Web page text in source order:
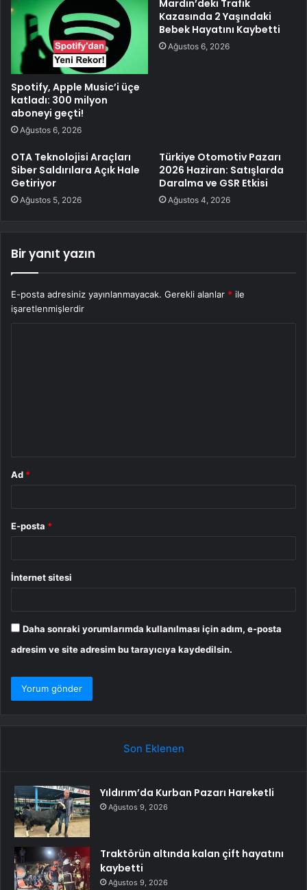
Spotify, Apple Music’i üçe
katladı: 300 milyon
aboneyi geçti!
Ağustos 6, 2026
Mardin’deki Trafik
Kazasında 2 Yaşındaki
Bebek Hayatını Kaybetti
Ağustos 6, 2026
OTA Teknolojisi Araçları
Siber Saldırılara Açık Hale
Getiriyor
Ağustos 5, 2026
Türkiye Otomotiv Pazarı
2026 Haziran: Satışlarda
Daralma ve GSR Etkisi
Ağustos 4, 2026
Bir yanıt yazın
E-posta adresiniz yayınlanmayacak. Gerekli alanlar * ile
işaretlenmişlerdir
Ad *
E-posta *
İnternet sitesi
Daha sonraki yorumlarımda kullanılması için adım, e-posta
adresim ve site adresim bu tarayıcıya kaydedilsin.
Son Eklenen
Yıldırım’da Kurban Pazarı Hareketli
Ağustos 9, 2026
Traktörün altında kalan çift hayatını
kaybetti
Ağustos 9, 2026